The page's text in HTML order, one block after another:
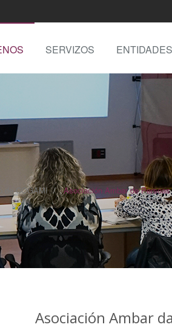
SERVIZOS
de COGAMI Asociación Ambar de
Asociación Ambar